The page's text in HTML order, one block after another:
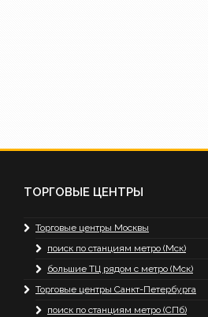
ТОРГОВЫЕ ЦЕНТРЫ
Торговые центры Москвы
поиск по станциям метро (Мск)
большие ТЦ рядом с метро (Мск)
Торговые центры Санкт-Петербурга
поиск по станциям метро (СПб)